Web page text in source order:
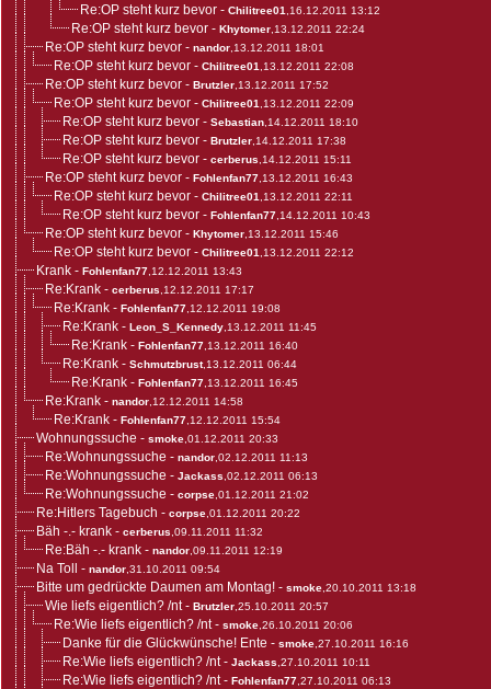
Re:OP steht kurz bevor - Chilitree01 ,16.12.2011 13:12
Re:OP steht kurz bevor - Khytomer ,13.12.2011 22:24
Re:OP steht kurz bevor - nandor ,13.12.2011 18:01
Re:OP steht kurz bevor - Chilitree01 ,13.12.2011 22:08
Re:OP steht kurz bevor - Brutzler ,13.12.2011 17:52
Re:OP steht kurz bevor - Chilitree01 ,13.12.2011 22:09
Re:OP steht kurz bevor - Sebastian ,14.12.2011 18:10
Re:OP steht kurz bevor - Brutzler ,14.12.2011 17:38
Re:OP steht kurz bevor - cerberus ,14.12.2011 15:11
Re:OP steht kurz bevor - Fohlenfan77 ,13.12.2011 16:43
Re:OP steht kurz bevor - Chilitree01 ,13.12.2011 22:11
Re:OP steht kurz bevor - Fohlenfan77 ,14.12.2011 10:43
Re:OP steht kurz bevor - Khytomer ,13.12.2011 15:46
Re:OP steht kurz bevor - Chilitree01 ,13.12.2011 22:12
Krank - Fohlenfan77 ,12.12.2011 13:43
Re:Krank - cerberus ,12.12.2011 17:17
Re:Krank - Fohlenfan77 ,12.12.2011 19:08
Re:Krank - Leon_S_Kennedy ,13.12.2011 11:45
Re:Krank - Fohlenfan77 ,13.12.2011 16:40
Re:Krank - Schmutzbrust,13.12.2011 06:44
Re:Krank - Fohlenfan77 ,13.12.2011 16:45
Re:Krank - nandor ,12.12.2011 14:58
Re:Krank - Fohlenfan77 ,12.12.2011 15:54
Wohnungssuche - smoke ,01.12.2011 20:33
Re:Wohnungssuche - nandor ,02.12.2011 11:13
Re:Wohnungssuche - Jackass ,02.12.2011 06:13
Re:Wohnungssuche - corpse ,01.12.2011 21:02
Re:Hitlers Tagebuch - corpse ,01.12.2011 20:22
Bäh -.- krank - cerberus ,09.11.2011 11:32
Re:Bäh -.- krank - nandor ,09.11.2011 12:19
Na Toll - nandor ,31.10.2011 09:54
Bitte um gedrückte Daumen am Montag! - smoke ,20.10.2011 13:18
Wie liefs eigentlich? /nt- Brutzler ,25.10.2011 20:57
Re:Wie liefs eigentlich? /nt- smoke ,26.10.2011 20:06
Danke für die Glückwünsche! Ente - smoke ,27.10.2011 16:16
Re:Wie liefs eigentlich? /nt- Jackass ,27.10.2011 10:11
Re:Wie liefs eigentlich? /nt- Fohlenfan77 ,27.10.2011 06:13